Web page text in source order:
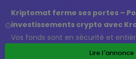
Kriptomat ferme ses portes –
investissements crypto avec
Vos fonds sont en sécurité et
Lire l'annonce